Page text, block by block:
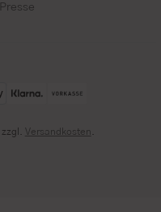
Presse
Versandkosten